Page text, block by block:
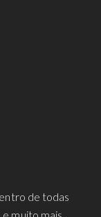
de todas
muito mais.